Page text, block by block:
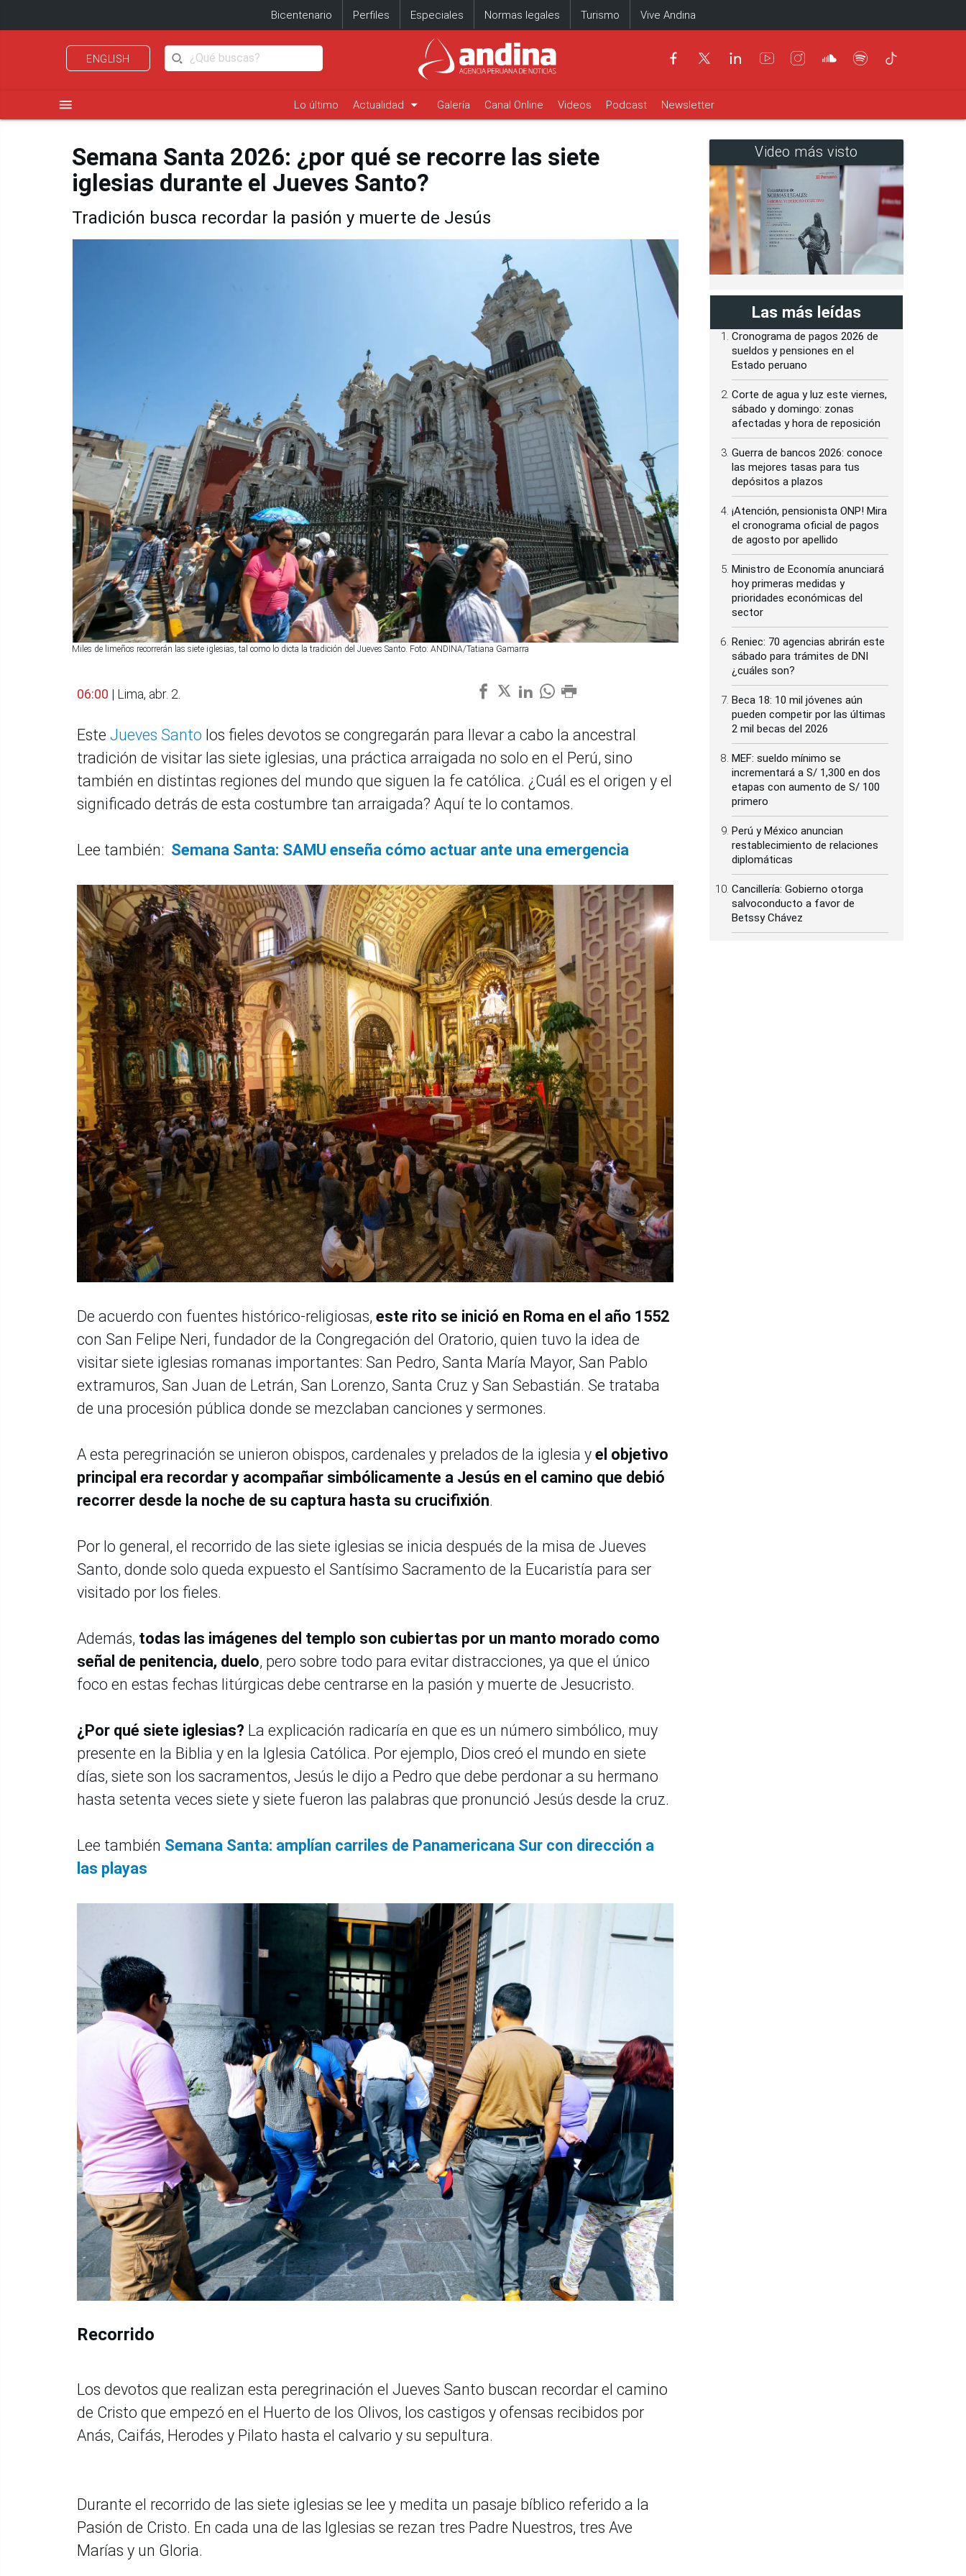
Bicentenario Perfiles Especiales Normas legales Turismo Vive Andina
ENGLISH
menu Lo último Actualidad arrow_drop_down Galería Canal Online Videos Podcast Newsletter
Semana Santa 2026: ¿por qué se recorre las siete
iglesias durante el Jueves Santo?
Tradición busca recordar la pasión y muerte de Jesús
Miles de limeños recorrerán las siete iglesias, tal como lo dicta la tradición del Jueves Santo. Foto: ANDINA/Tatiana Gamarra
06:00 | Lima, abr. 2.
Este Jueves Santo los fieles devotos se congregarán para llevar a cabo la ancestral
tradición de visitar las siete iglesias, una práctica arraigada no solo en el Perú, sino
también en distintas regiones del mundo que siguen la fe católica. ¿Cuál es el origen y el
significado detrás de esta costumbre tan arraigada? Aquí te lo contamos.
Lee también: Semana Santa: SAMU enseña cómo actuar ante una emergencia
De acuerdo con fuentes histórico-religiosas, este rito se inició en Roma en el año 1552
con San Felipe Neri, fundador de la Congregación del Oratorio, quien tuvo la idea de
visitar siete iglesias romanas importantes: San Pedro, Santa María Mayor, San Pablo
extramuros, San Juan de Letrán, San Lorenzo, Santa Cruz y San Sebastián. Se trataba
de una procesión pública donde se mezclaban canciones y sermones.
A esta peregrinación se unieron obispos, cardenales y prelados de la iglesia y el objetivo
principal era recordar y acompañar simbólicamente a Jesús en el camino que debió
recorrer desde la noche de su captura hasta su crucifixión.
Por lo general, el recorrido de las siete iglesias se inicia después de la misa de Jueves
Santo, donde solo queda expuesto el Santísimo Sacramento de la Eucaristía para ser
visitado por los fieles.
Además, todas las imágenes del templo son cubiertas por un manto morado como
señal de penitencia, duelo, pero sobre todo para evitar distracciones, ya que el único
foco en estas fechas litúrgicas debe centrarse en la pasión y muerte de Jesucristo.
¿Por qué siete iglesias? La explicación radicaría en que es un número simbólico, muy
presente en la Biblia y en la Iglesia Católica. Por ejemplo, Dios creó el mundo en siete
días, siete son los sacramentos, Jesús le dijo a Pedro que debe perdonar a su hermano
hasta setenta veces siete y siete fueron las palabras que pronunció Jesús desde la cruz.
Lee también Semana Santa: amplían carriles de Panamericana Sur con dirección a
las playas
Recorrido
Los devotos que realizan esta peregrinación el Jueves Santo buscan recordar el camino
de Cristo que empezó en el Huerto de los Olivos, los castigos y ofensas recibidos por
Anás, Caifás, Herodes y Pilato hasta el calvario y su sepultura.
Durante el recorrido de las siete iglesias se lee y medita un pasaje bíblico referido a la
Pasión de Cristo. En cada una de las Iglesias se rezan tres Padre Nuestros, tres Ave
Marías y un Gloria.
Video más visto
Las más leídas
Cronograma de pagos 2026 de
sueldos y pensiones en el
Estado peruano
Corte de agua y luz este viernes,
sábado y domingo: zonas
afectadas y hora de reposición
Guerra de bancos 2026: conoce
las mejores tasas para tus
depósitos a plazos
¡Atención, pensionista ONP! Mira
el cronograma oficial de pagos
de agosto por apellido
Ministro de Economía anunciará
hoy primeras medidas y
prioridades económicas del
sector
Reniec: 70 agencias abrirán este
sábado para trámites de DNI
¿cuáles son?
Beca 18: 10 mil jóvenes aún
pueden competir por las últimas
2 mil becas del 2026
MEF: sueldo mínimo se
incrementará a S/ 1,300 en dos
etapas con aumento de S/ 100
primero
Perú y México anuncian
restablecimiento de relaciones
diplomáticas
Cancillería: Gobierno otorga
salvoconducto a favor de
Betssy Chávez